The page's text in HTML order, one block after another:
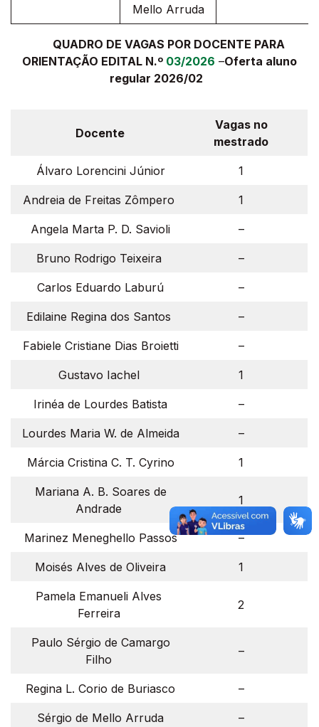
Mello Arruda
QUADRO DE VAGAS POR DOCENTE PARA
ORIENTAÇÃO EDITAL N.º 03/2026 –Oferta aluno
regular 2026/02
Docente
Vagas no
mestrado
Álvaro Lorencini Júnior 1
Andreia de Freitas Zômpero 1
Angela Marta P. D. Savioli –
Bruno Rodrigo Teixeira –
Carlos Eduardo Laburú –
Edilaine Regina dos Santos –
Fabiele Cristiane Dias Broietti –
Gustavo Iachel 1
Irinéa de Lourdes Batista –
Lourdes Maria W. de Almeida –
Márcia Cristina C. T. Cyrino 1
Mariana A. B. Soares de
Andrade
1
Marinez Meneghello Passos –
Moisés Alves de Oliveira 1
Pamela Emanueli Alves
Ferreira
2
Paulo Sérgio de Camargo
Filho
–
Regina L. Corio de Buriasco –
Sérgio de Mello Arruda –